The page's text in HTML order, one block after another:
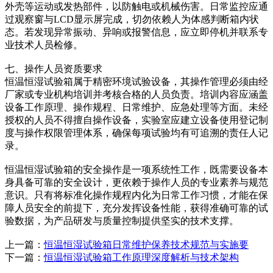
外壳等运动或发热部件，以防触电或机械伤害。日常监控应通
过观察窗与LCD显示屏完成，切勿依赖人为体感判断箱内状
态。若发现异常振动、异响或报警信息，应立即停机并联系专
业技术人员检修。
七、操作人员资质要求
恒温恒湿试验箱属于精密环境试验设备，其操作管理必须由经
厂家或专业机构培训并考核合格的人员负责。培训内容应涵盖
设备工作原理、操作规程、日常维护、应急处理等方面。未经
授权的人员不得擅自操作设备，实验室应建立设备使用登记制
度与操作权限管理体系，确保每项试验均有可追溯的责任人记
录。
恒温恒湿试验箱的安全操作是一项系统性工作，既需要设备本
身具备可靠的安全设计，更依赖于操作人员的专业素养与规范
意识。只有将标准化操作规程内化为日常工作习惯，才能在保
障人员安全的前提下，充分发挥设备性能，获得准确可靠的试
验数据，为产品研发与质量控制提供坚实的技术支撑。
上一篇：恒温恒湿试验箱日常维护保养技术规范与实施要
下一篇：恒温恒湿试验箱工作原理深度解析与技术架构